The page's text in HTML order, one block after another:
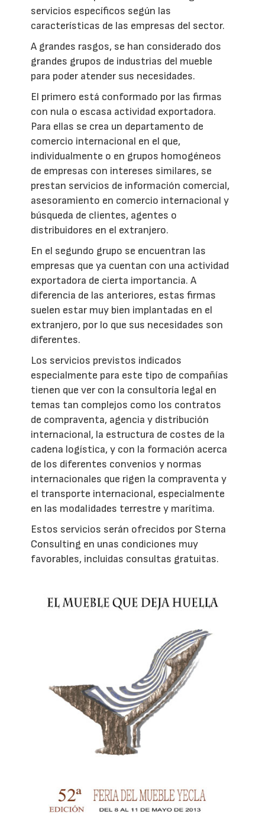
servicios específicos según las
características de las empresas del sector.
A grandes rasgos, se han considerado dos
grandes grupos de industrias del mueble
para poder atender sus necesidades.
El primero está conformado por las firmas
con nula o escasa actividad exportadora.
Para ellas se crea un departamento de
comercio internacional en el que,
individualmente o en grupos homogéneos
de empresas con intereses similares, se
prestan servicios de información comercial,
asesoramiento en comercio internacional y
búsqueda de clientes, agentes o
distribuidores en el extranjero.
En el segundo grupo se encuentran las
empresas que ya cuentan con una actividad
exportadora de cierta importancia. A
diferencia de las anteriores, estas firmas
suelen estar muy bien implantadas en el
extranjero, por lo que sus necesidades son
diferentes.
Los servicios previstos indicados
especialmente para este tipo de compañías
tienen que ver con la consultoría legal en
temas tan complejos como los contratos
de compraventa, agencia y distribución
internacional, la estructura de costes de la
cadena logística, y con la formación acerca
de los diferentes convenios y normas
internacionales que rigen la compraventa y
el transporte internacional, especialmente
en las modalidades terrestre y marítima.
Estos servicios serán ofrecidos por Sterna
Consulting en unas condiciones muy
favorables, incluidas consultas gratuitas.